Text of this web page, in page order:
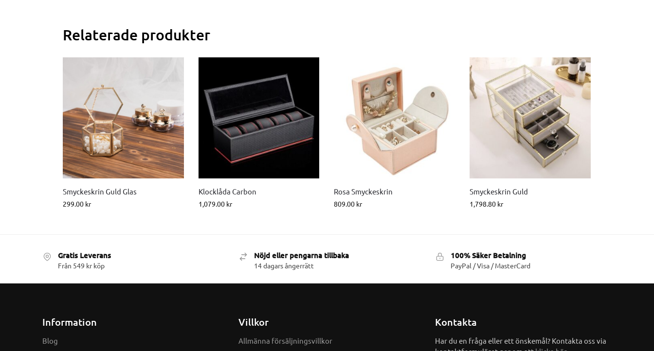
Relaterade produkter
Smyckeskrin Guld Glas
299.00 kr
Klocklåda Carbon
1,079.00 kr
Rosa Smyckeskrin
809.00 kr
Smyckeskrin Guld
1,798.80 kr
Gratis Leverans
Från 549 kr köp
Nöjd eller pengarna tillbaka
14 dagars ångerrätt
100% Säker Betalning
PayPal / Visa / MasterCard
Information
Blog
Villkor
Allmänna försäljningsvillkor
Kontakta
Har du en fråga eller ett önskemål? Kontakta oss via